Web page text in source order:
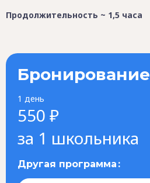
Продолжительность ~ 1,5 часа
Бронирование
1 день
550 ₽
за 1 школьника
Другая программа